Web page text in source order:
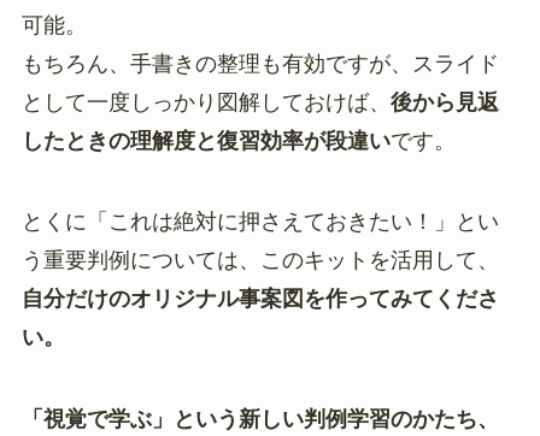
可能。
もちろん、手書きの整理も有効ですが、スライド
として一度しっかり図解しておけば、 後から見返
したときの理解度と復習効率が段違いです。
とくに「これは絶対に押さえておきたい！」とい
う重要判例については、このキットを活用して、
自分だけのオリジナル事案図を作ってみてくださ
い。
「視覚で学ぶ」という新しい判例学習のかたち、